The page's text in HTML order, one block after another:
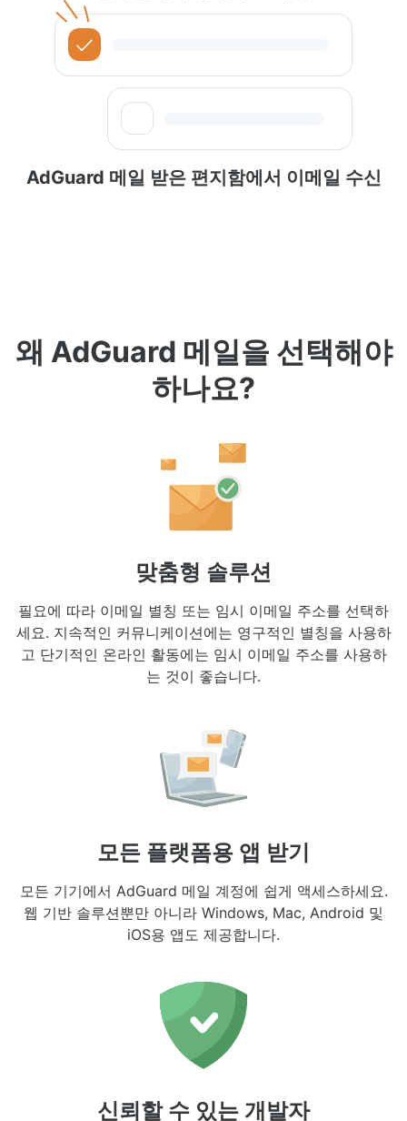
AdGuard 메일 받은 편지함에서 이메일 수신
왜 AdGuard 메일을 선택해야
하나요?
맞춤형 솔루션
필요에 따라 이메일 별칭 또는 임시 이메일 주소를 선택하
세요. 지속적인 커뮤니케이션에는 영구적인 별칭을 사용하
고 단기적인 온라인 활동에는 임시 이메일 주소를 사용하
는 것이 좋습니다.
모든 플랫폼용 앱 받기
모든 기기에서 AdGuard 메일 계정에 쉽게 액세스하세요.
웹 기반 솔루션뿐만 아니라 Windows, Mac, Android 및
iOS용 앱도 제공합니다.
신뢰할 수 있는 개발자